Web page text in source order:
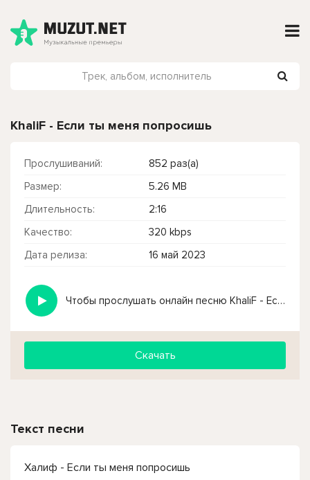
KhaliF - Если ты меня попросишь
Прослушиваний:
852 раз(а)
Размер:
5.26 MB
Длительность:
2:16
Качество:
320 kbps
Дата релиза:
16 май 2023
Чтобы прослушать онлайн песню KhaliF - Если ты меня попросишь нажмите на кнопку плей с светом зелений
Скачать
Текст песни
Халиф - Если ты меня попросишь